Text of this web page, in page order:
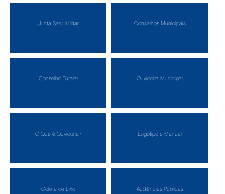
Junta Serv. Militar Conselhos Municipais
Conselho Tutelar Ouvidoria Municipal
O Que é Ouvidoria? Logotipo e Manual
Coleta de Lixo Audiências Públicas